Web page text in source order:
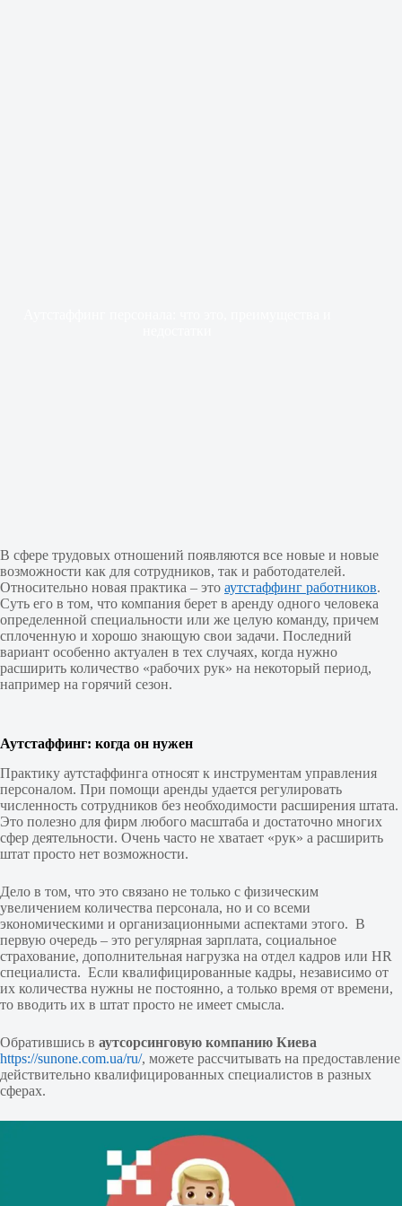
В сфере трудовых отношений появляются все новые и новые
возможности как для сотрудников, так и работодателей.
Относительно новая практика – это аутстаффинг работников.
Суть его в том, что компания берет в аренду одного человека
определенной специальности или же целую команду, причем
сплоченную и хорошо знающую свои задачи. Последний
вариант особенно актуален в тех случаях, когда нужно
расширить количество «рабочих рук» на некоторый период,
например на горячий сезон.
Аутстаффинг: когда он нужен
Практику аутстаффинга относят к инструментам управления
персоналом. При помощи аренды удается регулировать
численность сотрудников без необходимости расширения штата.
Это полезно для фирм любого масштаба и достаточно многих
сфер деятельности. Очень часто не хватает «рук» а расширить
штат просто нет возможности.
Дело в том, что это связано не только с физическим
увеличением количества персонала, но и со всеми
экономическими и организационными аспектами этого. В
первую очередь – это регулярная зарплата, социальное
страхование, дополнительная нагрузка на отдел кадров или HR
специалиста. Если квалифицированные кадры, независимо от
их количества нужны не постоянно, а только время от времени,
то вводить их в штат просто не имеет смысла.
Обратившись в аутсорсинговую компанию Киева
https://sunone.com.ua/ru/, можете рассчитывать на предоставление
действительно квалифицированных специалистов в разных
сферах.